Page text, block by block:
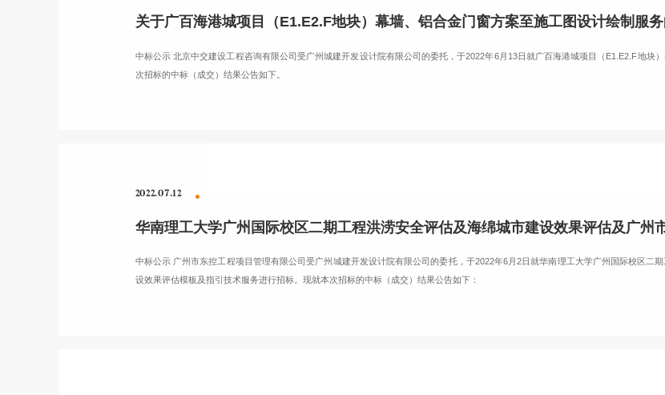
关于广百海港城项目（E1.E2.F地块）幕墙、铝合金门窗方案至施工图设计绘制服
中标公示 北京中交建设工程咨询有限公司受广州城建开发设计院有限公司的委托，于2022年6月13日就广百海港城项目（E1.E2.F地块
次招标的中标（成交）结果公告如下。
2022.07.12
中标公示 广州市东控工程项目管理有限公司受广州城建开发设计院有限公司的委托，于2022年6月2日就华南理工大学广州国际校区二
设效果评估模板及指引技术服务进行招标。现就本次招标的中标（成交）结果公告如下：